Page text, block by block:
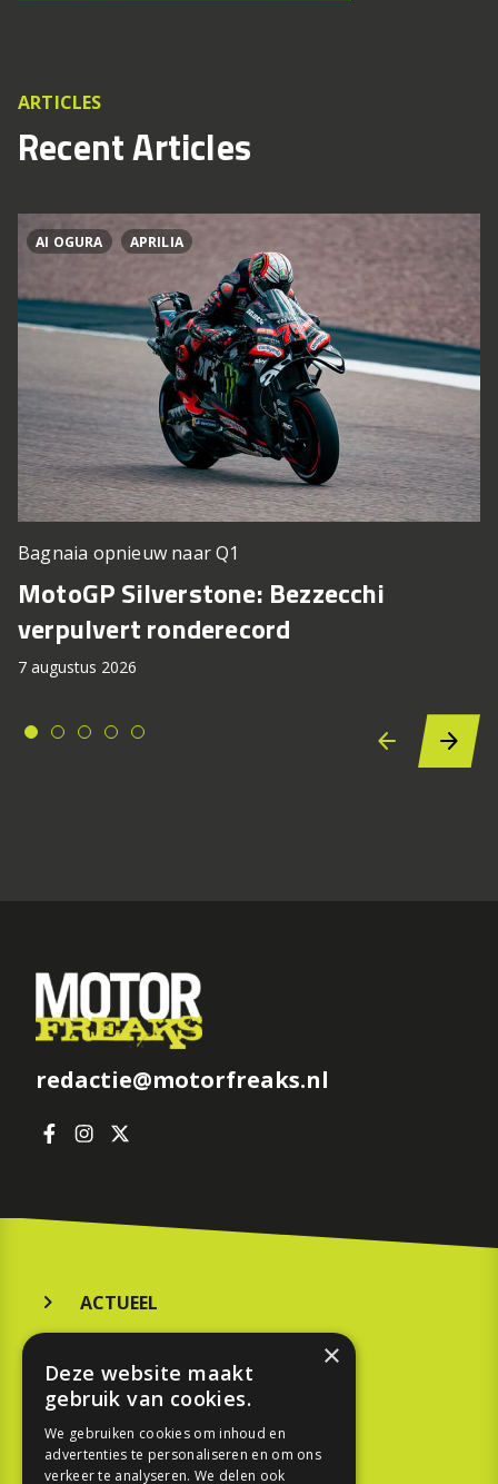
ARTICLES
Recent Articles
AI OGURA APRILIA
Bagnaia opnieuw naar Q1
MotoGP Silverstone: Bezzecchi
verpulvert ronderecord
7 augustus 2026
redactie@motorfreaks.nl
ACTUEEL
KOOPGIDS
TESTEN
×
Deze website maakt
gebruik van cookies.
We gebruiken cookies om inhoud en
advertenties te personaliseren en om ons
verkeer te analyseren. We delen ook